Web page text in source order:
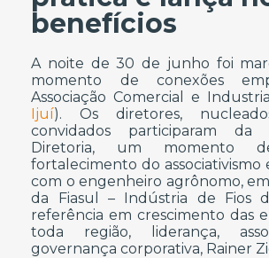
benefícios
A noite de 30 de junho foi
momento de conexões
Associação Comercial e
Ijuí). Os diretores,
convidados participaram da
Diretoria, um momento
fortalecimento do associativismo
com o engenheiro agrônomo,
da Fiasul – Indústria de Fios
referência em crescimento das
toda região, liderança,
governança corporativa, Rainer